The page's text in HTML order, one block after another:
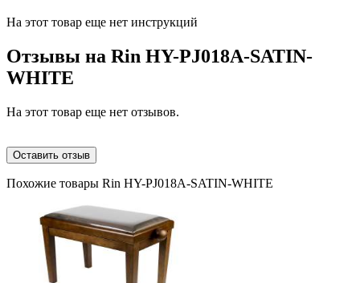
На этот товар еще нет инструкций
Отзывы на Rin HY-PJ018A-SATIN-
WHITE
На этот товар еще нет отзывов.
Оставить отзыв
Похожие товары Rin HY-PJ018A-SATIN-WHITE